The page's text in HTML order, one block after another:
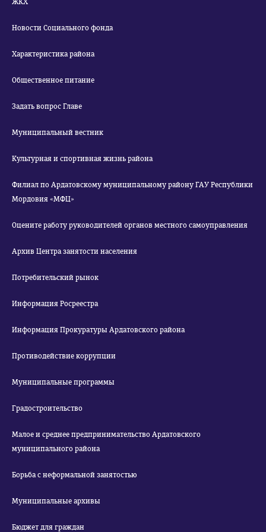
ЖКХ
Новости Социального фонда
Характеристика района
Общественное питание
Задать вопрос Главе
Муниципальный вестник
Культурная и спортивная жизнь района
Филиал по Ардатовскому муниципальному району ГАУ Республики
Мордовия «МФЦ»
Оцените работу руководителей органов местного самоуправления
Архив Центра занятости населения
Потребительский рынок
Информация Росреестра
Информация Прокуратуры Ардатовского района
Противодействие коррупции
Муниципальные программы
Градостроительство
Малое и среднее предпринимательство Ардатовского
муниципального района
Борьба с неформальной занятостью
Муниципальные архивы
Бюджет для граждан